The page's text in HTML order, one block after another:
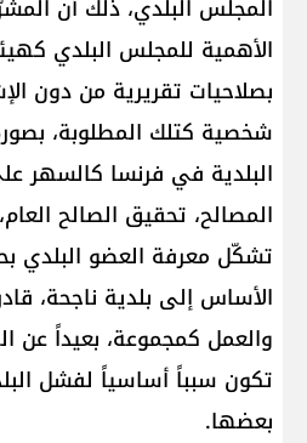
المجلس البلدي، ذلك أن
الأهمية للمجلس البلدي
بصلاحيات تقريرية من دون
شخصية كتلك المطلوبة،
البلدية في فرنسا كالسهر
المصالح، تحقيق الصالح
تشكّل معرفة العضو البلدي
الأساس إلى بلدية ناجحة،
والعمل كمجموعة، بعيداً عن
تكون سبباً أساسياً لفشل
بعضها.